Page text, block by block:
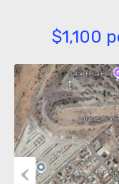
$1,100